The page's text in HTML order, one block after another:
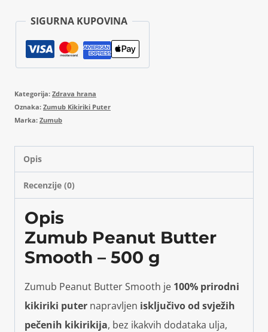
SIGURNA KUPOVINA
Kategorija: Zdrava hrana
Oznaka: Zumub Kikiriki Puter
Marka: Zumub
Opis
Recenzije (0)
Opis
Zumub Peanut Butter
Smooth – 500 g
Zumub Peanut Butter Smooth je 100% prirodni
kikiriki puter napravljen isključivo od svježih
pečenih kikirikija, bez ikakvih dodataka ulja,